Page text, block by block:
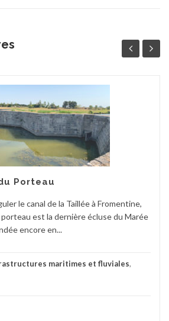
Porteau
le canal de la Taillée à Fromentine,
est la dernière écluse du Marée
encore en...
maritimes et fluviales,